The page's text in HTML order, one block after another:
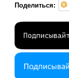
Поделиться: